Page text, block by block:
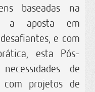
baseadas na
a aposta em
e com
esta Pós-
de
com projetos de